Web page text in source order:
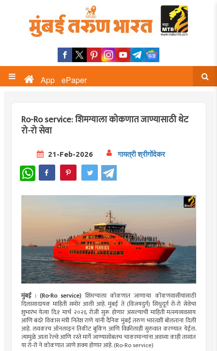
App ePaper
Ro-Ro service: शिमग्याला कोकणात जाण्यासाठी थेट
रो-रो सेवा
21-Feb-2026 गायत्री श्रीगोंदेकर
WhatsApp
मुंबई : (Ro-Ro service)शिमग्याला कोकणात जाणाऱ्या कोंकणवासीयांसाठी
दिलासादायक माहिती समोर आली आहे. मुंबई ते (विजयदुर्ग) सिंधुदूर्ग रो-रो सेवेचा
शुभारंभ येत्या दि.१ मार्च २०२६ रोजी सुरू होणार असल्याची माहिती मत्स्यव्यवसाय
आणि बंदरे विकास मंत्री नितेश राणे यांनी दैनिक मुंबई तरुण भारतशी बोलताना दिली
आहे. लवकरच ऑनलाइन तिकीट बुकिंग आणि विक्रीलाही सुरुवात करण्यात येईल.
त्यामुळे आता रेल्वे आणि रस्ते मार्गे जाण्यासोबतच चाकरमान्यांना अवघ्या काही तासांत
या रो-रो ने कोकणात जाणे शक्य होणार आहे. (Ro-Ro service)